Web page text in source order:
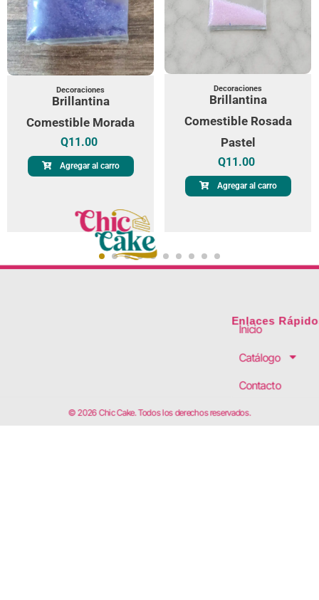
Decoraciones
Brillantina
Comestible Morada
Q11.00
Agregar al carro
Decoraciones
Brillantina
Comestible Rosada
Pastel
Q11.00
Agregar al carro
Enlaces
Inicio
Catálogo
Contacto
© 2026 Chic Cake. Todos los derechos reservados.